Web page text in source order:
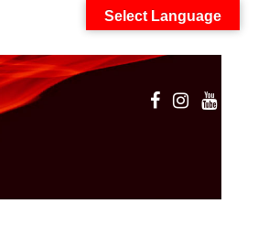
Select Language